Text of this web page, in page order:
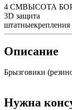
4 СМВЫСОТА
3D защита
штатныекрепления
Описание
Брызговики
Нужна